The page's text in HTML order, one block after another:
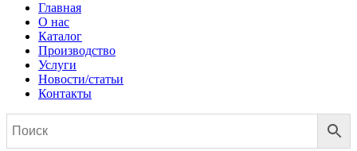
Главная
О нас
Каталог
Производство
Услуги
Новости/статьи
Контакты